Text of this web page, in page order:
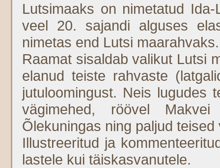
Lutsimaaks on nimetatud
veel 20. sajandi alguses
nimetas end Lutsi maarahvaks.
Raamat sisaldab valikut Lutsi
elanud teiste rahvaste
jutuloomingust. Neis lugudes
vägimehed, röövel
Õlekuningas ning paljud
Illustreeritud ja
lastele kui täiskasvanutele.